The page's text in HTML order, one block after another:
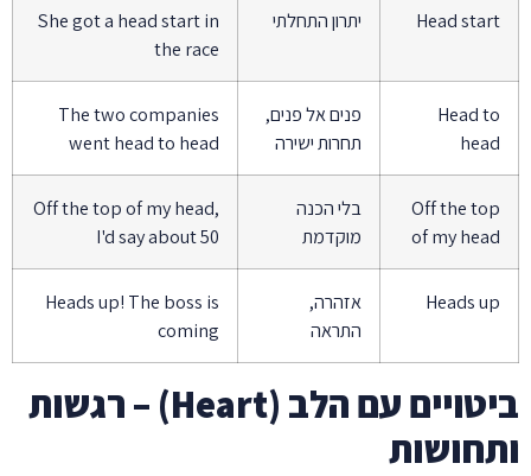
Head start יתרון התחלתי
She got a head start in
the race
Head to
head
פנים אל פנים,
תחרות ישירה
The two companies
went head to head
Off the top
of my head
בלי הכנה
מוקדמת
Off the top of my head,
I'd say about 50
Heads up
אזהרה,
התראה
Heads up! The boss is
coming
ביטויים עם הלב (Heart) – רגשות
ותחושות